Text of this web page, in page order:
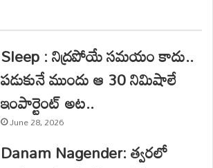
Sleep : నిద్రపోయే సమయం కాదు..
పడుకునే ముందు ఆ 30 నిమిషాలే
ఇంపార్టెంట్ అట..
June 28, 2026
Danam Nagender: త్వరలో